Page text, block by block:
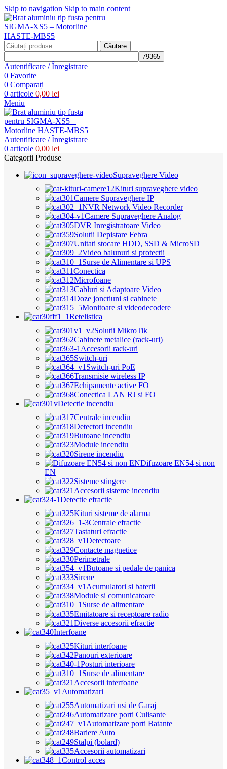
Skip to navigation Skip to main content
Căutare
Autentificare / Înregistrare
0 Favorite
0 Comparați
0 articole 0,00 lei
Meniu
Autentificare / Înregistrare
0 articole 0,00 lei
Categorii Produse
Supraveghere Video
Kituri supraveghere video
Camere Supraveghere IP
NVR Network Video Recorder
Camere Supraveghere Analog
DVR Inregistratoare Video
Solutii Depistare Febra
Unitati stocare HDD, SSD & MicroSD
Video balunuri si protectii
Surse de Alimentare si UPS
Conectica
Microfoane
Cabluri si Adaptoare Video
Doze jonctiuni si cabinete
Monitoare si videodecodere
Retelistica
Solutii MikroTik
Cabinete metalice (rack-uri)
Accesorii rack-uri
Switch-uri
Switch-uri PoE
Transmisie wireless IP
Echipamente active FO
Conectica LAN RJ si FO
Detectie incendiu
Centrale incendiu
Detectori incendiu
Butoane incendiu
Module incendiu
Sirene incendiu
Difuzoare EN54 si non
EN
Sisteme stingere
Accesorii sisteme incendiu
Detectie efractie
Kituri sisteme de alarma
Centrale efractie
Tastaturi efractie
Detectoare
Contacte magnetice
Perimetrale
Butoane si pedale de panica
Sirene
Acumulatori si baterii
Module si comunicatoare
Surse de alimentare
Emitatoare si receptoare radio
Diverse accesorii efractie
Interfoane
Kituri interfoane
Panouri exterioare
Posturi interioare
Surse de alimentare
Accesorii interfoane
Automatizari
Automatizari usi de Garaj
Automatizare porti Culisante
Automatizare porti Batante
Bariere Auto
Stalpi (bolard)
Accesorii automatizari
Control acces